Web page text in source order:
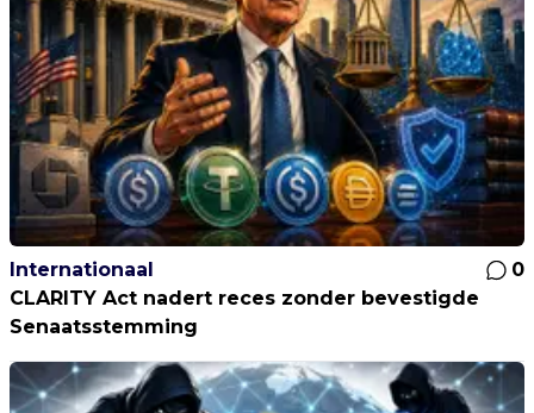
Internationaal
0
CLARITY Act nadert reces zonder bevestigde
Senaatsstemming